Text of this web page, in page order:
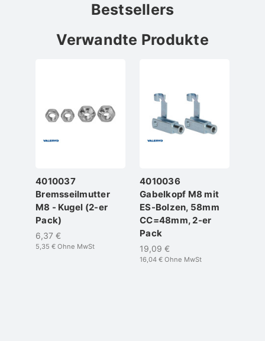
Bestsellers
Verwandte Produkte
4010037
Bremsseilmutter
M8 - Kugel (2-er
Pack)
6,37 €
5,35 € Ohne MwSt
4010036
Gabelkopf M8 mit
ES-Bolzen, 58mm
CC=48mm, 2-er
Pack
19,09 €
16,04 € Ohne MwSt